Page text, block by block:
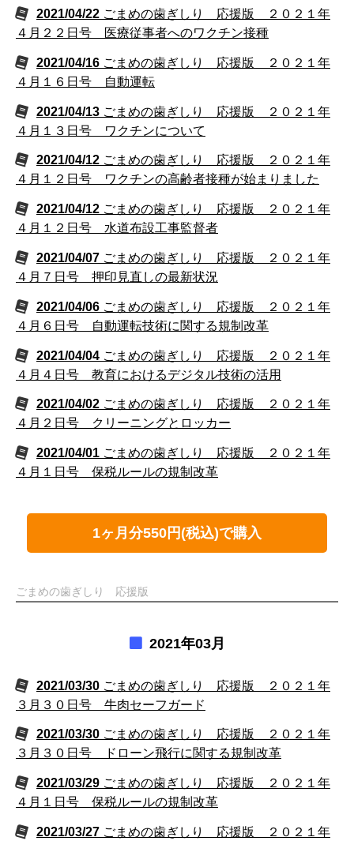
2021/04/22 ごまめの歯ぎしり 応援版 ２０２１年
４月２２日号 医療従事者へのワクチン接種
2021/04/16 ごまめの歯ぎしり 応援版 ２０２１年
４月１６日号 自動運転
2021/04/13 ごまめの歯ぎしり 応援版 ２０２１年
４月１３日号 ワクチンについて
2021/04/12 ごまめの歯ぎしり 応援版 ２０２１年
４月１２日号 ワクチンの高齢者接種が始まりました
2021/04/12 ごまめの歯ぎしり 応援版 ２０２１年
４月１２日号 水道布設工事監督者
2021/04/07 ごまめの歯ぎしり 応援版 ２０２１年
４月７日号 押印見直しの最新状況
2021/04/06 ごまめの歯ぎしり 応援版 ２０２１年
４月６日号 自動運転技術に関する規制改革
2021/04/04 ごまめの歯ぎしり 応援版 ２０２１年
４月４日号 教育におけるデジタル技術の活用
2021/04/02 ごまめの歯ぎしり 応援版 ２０２１年
４月２日号 クリーニングとロッカー
2021/04/01 ごまめの歯ぎしり 応援版 ２０２１年
４月１日号 保税ルールの規制改革
1ヶ月分550円(税込)で購入
ごまめの歯ぎしり 応援版
2021年03月
2021/03/30 ごまめの歯ぎしり 応援版 ２０２１年
３月３０日号 牛肉セーフガード
2021/03/30 ごまめの歯ぎしり 応援版 ２０２１年
３月３０日号 ドローン飛行に関する規制改革
2021/03/29 ごまめの歯ぎしり 応援版 ２０２１年
４月１日号 保税ルールの規制改革
2021/03/27 ごまめの歯ぎしり 応援版 ２０２１年